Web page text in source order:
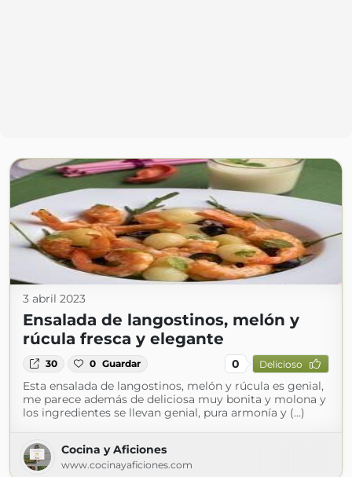
3 abril 2023
Ensalada de langostinos, melón y
rúcula fresca y elegante
30 0 Guardar 0 Delicioso
Esta ensalada de langostinos, melón y rúcula es genial,
me parece además de deliciosa muy bonita y molona y
los ingredientes se llevan genial, pura armonía y (...)
Cocina y Aficiones
www.cocinayaficiones.com